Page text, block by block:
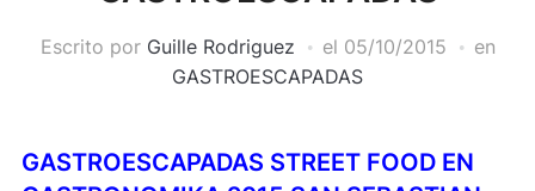
Escrito por Guille Rodriguez el 05/10/2015
en
GASTROESCAPADAS
GASTROESCAPADAS STREET FOOD EN